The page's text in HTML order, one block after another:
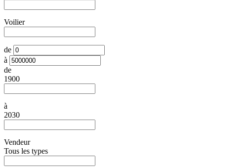
Voilier
de
à
de
1900
à
2030
Vendeur
Tous les types